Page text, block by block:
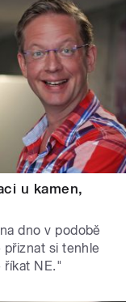
u kamen,
dno v podobě
přiznat si tenhle
říkat NE."